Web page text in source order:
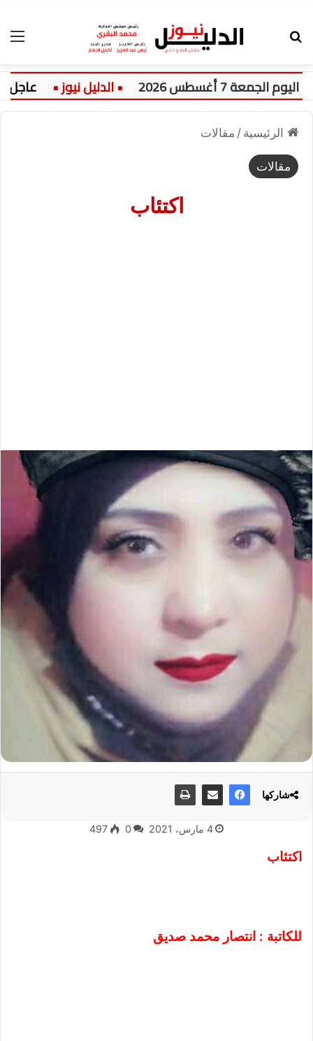
7 أغسطس 2026 عاجل:
الرئيسية / مقالات
مقالات
اكتئاب
4 مارس، 2021 0
497
اكتئاب
للكاتبة : انتصار محمد صديق
شاركها